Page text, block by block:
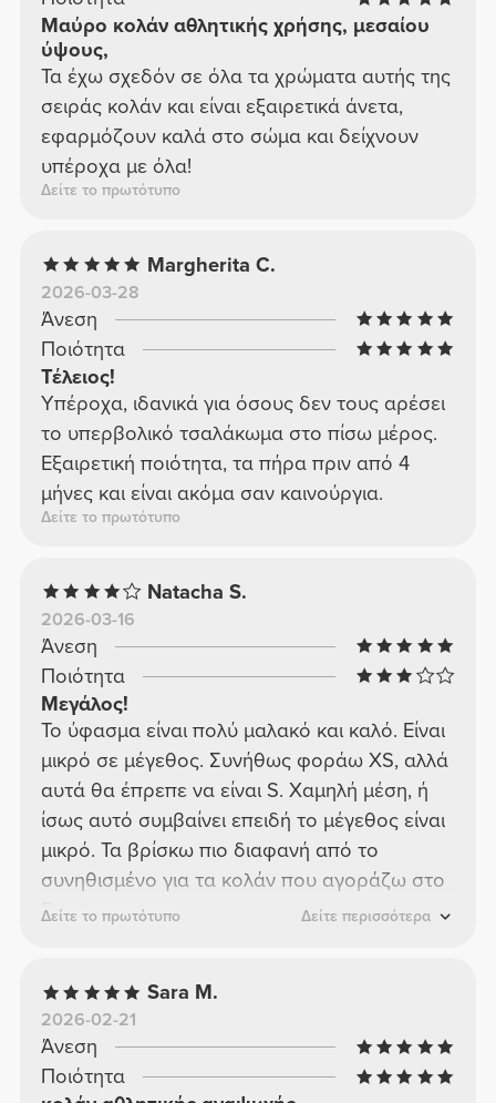
Μαύρο κολάν αθλητικής χρήσης, μεσαίου
ύψους,
Τα έχω σχεδόν σε όλα τα χρώματα αυτής της
σειράς κολάν και είναι εξαιρετικά άνετα,
εφαρμόζουν καλά στο σώμα και δείχνουν
υπέροχα με όλα!
Δείτε το πρωτότυπο
Margherita C.
2026-03-28
Άνεση
Ποιότητα
Τέλειος!
Υπέροχα, ιδανικά για όσους δεν τους αρέσει
το υπερβολικό τσαλάκωμα στο πίσω μέρος.
Εξαιρετική ποιότητα, τα πήρα πριν από 4
μήνες και είναι ακόμα σαν καινούργια.
Δείτε το πρωτότυπο
Natacha S.
2026-03-16
Άνεση
Ποιότητα
Μεγάλος!
Το ύφασμα είναι πολύ μαλακό και καλό. Είναι
μικρό σε μέγεθος. Συνήθως φοράω XS, αλλά
αυτά θα έπρεπε να είναι S. Χαμηλή μέση, ή
ίσως αυτό συμβαίνει επειδή το μέγεθος είναι
μικρό. Τα βρίσκω πιο διαφανή από το
συνηθισμένο για τα κολάν που αγοράζω στο
Prozis.
Δείτε το πρωτότυπο Δείτε περισσότερα
Sara M.
2026-02-21
Άνεση
Ποιότητα